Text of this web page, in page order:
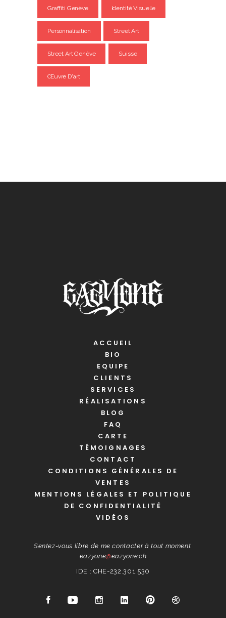
Graffiti Genève Identité Visuelle
Personnalisation Street Art
Street Art Genève Suisse
Œuvre D'art
ACCUEIL
BIO
EQUIPE
CLIENTS
SERVICES
RÉALISATIONS
BLOG
FAQ
CARTE
TÉMOIGNAGES
CONTACT
CONDITIONS GÉNÉRALES DE
VENTES
MENTIONS LÉGALES ET POLITIQUE
DE CONFIDENTIALITÉ
VIDÉOS
Sentez-vous libre de me contacter à tout moment.
eazyone@eazyone.ch
IDE : CHE-232.301.530